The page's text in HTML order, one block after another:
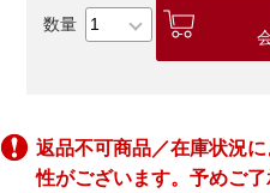
返品不可商品／在庫状況
性がございます。予めご